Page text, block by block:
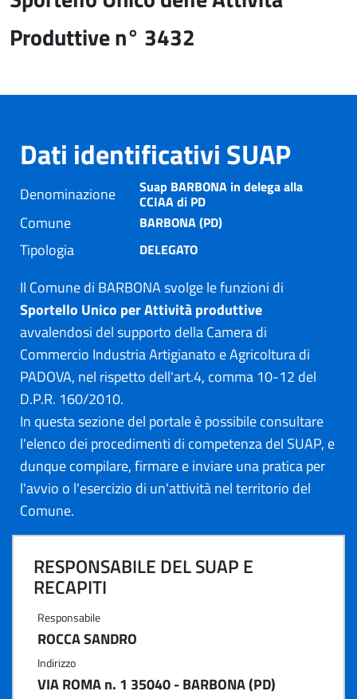
Produttive n° 3432
Dati identificativi SUAP
Denominazione Suap BARBONA in delega alla
CCIAA di PD
Comune BARBONA (PD)
Tipologia DELEGATO
Il Comune di BARBONA svolge le funzioni di
Sportello Unico per Attività produttive
avvalendosi del supporto della Camera di
Commercio Industria Artigianato e Agricoltura di
PADOVA, nel rispetto dell'art.4, comma 10-12 del
D.P.R. 160/2010.
In questa sezione del portale è possibile consultare
l'elenco dei procedimenti di competenza del SUAP, e
dunque compilare, firmare e inviare una pratica per
l'avvio o l'esercizio di un'attività nel territorio del
Comune.
RESPONSABILE DEL SUAP E
RECAPITI
Responsabile
ROCCA SANDRO
Indirizzo
VIA ROMA n. 1 35040 - BARBONA (PD)